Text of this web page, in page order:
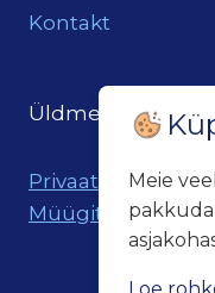
Kontakt
Üldmeil:
Privaatsuspoliitika
Müügitingimused
Meie